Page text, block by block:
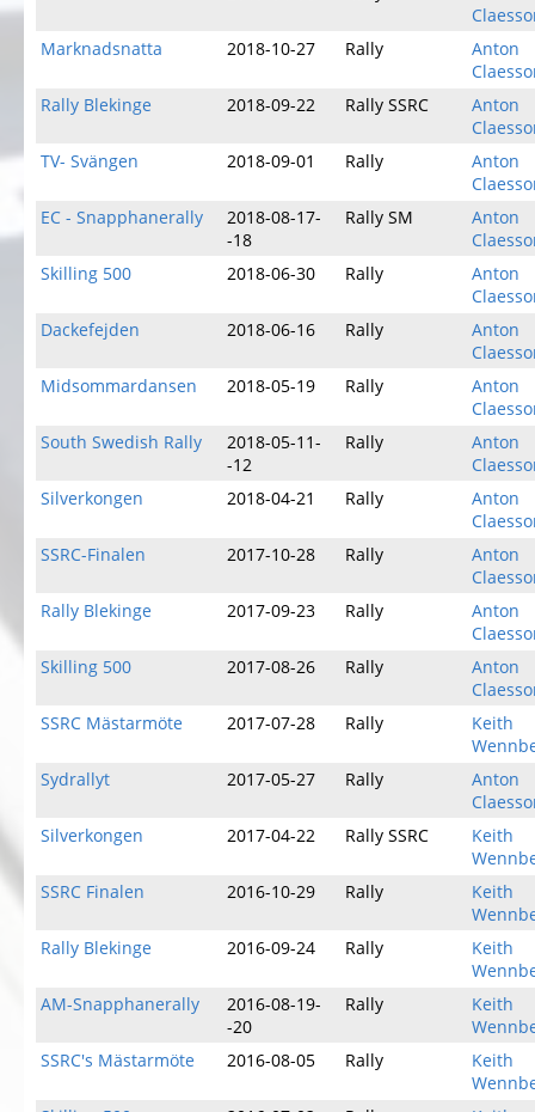
Marknadsnatta
2018-10-27 Rally
Anton
Rally Blekinge
2018-09-22 Rally SSRC
Anton
TV- Svängen
2018-09-01 Rally
Anton
EC - Snapphanerally
2018-08-17-
-18
Rally SM
Anton
Skilling 500
2018-06-30 Rally
Anton
Dackefejden
2018-06-16 Rally
Anton
Midsommardansen
2018-05-19 Rally
Anton
South Swedish Rally
2018-05-11-
-12
Rally
Anton
Silverkongen
2018-04-21 Rally
Anton
SSRC-Finalen
2017-10-28 Rally
Anton
Rally Blekinge
2017-09-23 Rally
Anton
Skilling 500
2017-08-26 Rally
Anton
SSRC Mästarmöte
2017-07-28 Rally
Keith
Sydrallyt
2017-05-27 Rally
Anton
Silverkongen
2017-04-22 Rally SSRC
Keith
SSRC Finalen
2016-10-29 Rally
Keith
Rally Blekinge
2016-09-24 Rally
Keith
AM-Snapphanerally
2016-08-19-
-20
Rally
Keith
SSRC's Mästarmöte
2016-08-05 Rally
Keith